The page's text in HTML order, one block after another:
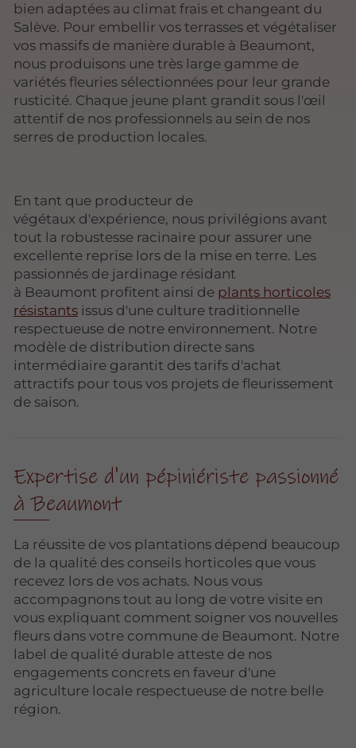
bien adaptées au climat frais et changeant du
Salève. Pour embellir vos terrasses et végétaliser
vos massifs de manière durable à Beaumont,
nous produisons une très large gamme de
variétés fleuries sélectionnées pour leur grande
rusticité. Chaque jeune plant grandit sous l'œil
attentif de nos professionnels au sein de nos
serres de production locales.
En tant que producteur de
végétaux d'expérience, nous privilégions avant
tout la robustesse racinaire pour assurer une
excellente reprise lors de la mise en terre. Les
passionnés de jardinage résidant
à Beaumont profitent ainsi de plants horticoles
résistants issus d'une culture traditionnelle
respectueuse de notre environnement. Notre
modèle de distribution directe sans
intermédiaire garantit des tarifs d'achat
attractifs pour tous vos projets de fleurissement
de saison.
Expertise d'un pépiniériste passionné
à Beaumont
La réussite de vos plantations dépend beaucoup
de la qualité des conseils horticoles que vous
recevez lors de vos achats. Nous vous
accompagnons tout au long de votre visite en
vous expliquant comment soigner vos nouvelles
fleurs dans votre commune de Beaumont. Notre
label de qualité durable atteste de nos
engagements concrets en faveur d'une
agriculture locale respectueuse de notre belle
région.